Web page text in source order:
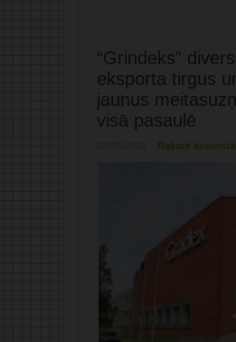
“Grindeks”
eksporta tirgus
jaunus
visā pasaulē
Rakstīt